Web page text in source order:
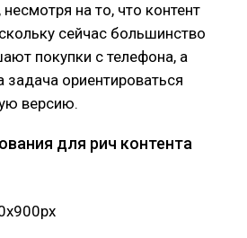
на то, что контент
сейчас большинство
покупки с телефона, а
ориентироваться
версию.
для рич контента